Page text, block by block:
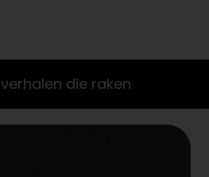
verhalen die raken